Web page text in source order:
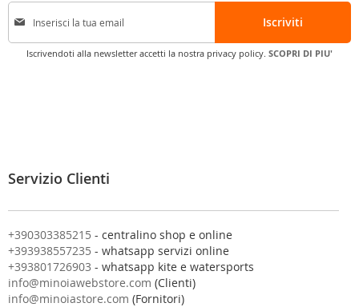
I
c
l
n
o
s
t
r
a
Iscriviti
Iscrivendoti alla newsletter accetti la nostra privacy policy. SCOPRI DI PIU'
Servizio Clienti
+390303385215 - centralino shop e online
+393938557235 - whatsapp servizi online
+393801726903 - whatsapp kite e watersports
info@minoiawebstore.com (Clienti)
info@minoiastore.com (Fornitori)